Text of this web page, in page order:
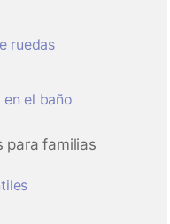
ruedas
el baño
para familias